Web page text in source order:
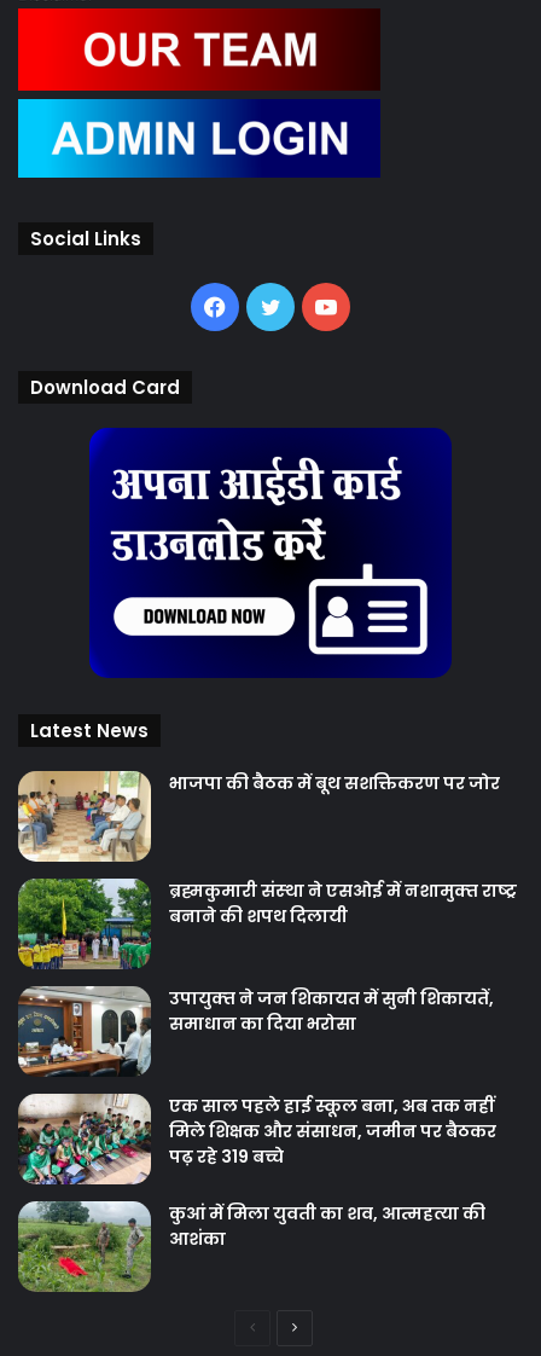
Social Links
Facebook
TwitterYouTube
Download Card
Latest News
भाजपा की बैठक में बूथ सशक्तिकरण पर जोर
ब्रह्मकुमारी संस्‍था ने एसओई में नशामुक्‍त राष्‍ट्र
बनाने की शपथ दिलायी
उपायुक्‍त ने जन शिकायत में सुनी शिकायतें,
समाधान का दिया भरोसा
एक साल पहले हाई स्कूल बना, अब तक नहीं
मिले शिक्षक और संसाधन, जमीन पर बैठकर
पढ़ रहे 319 बच्चे
कुआं में मिला युवती का शव, आत्महत्या की
आशंका
PreviousNext